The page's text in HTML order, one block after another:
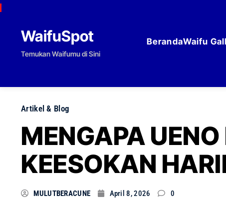
Skip to content
WaifuSpot
Temukan Waifumu di Sini
BerandaWaifu
Artikel & Blog
MENGAPA
KEESOKAN
MULUTBERACUNE April 8, 2026 0